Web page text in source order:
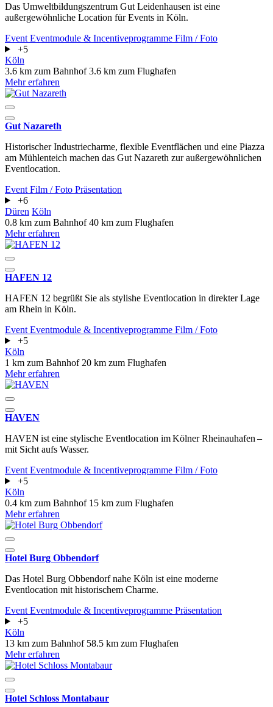
Das Umweltbildungszentrum Gut Leidenhausen ist eine
außergewöhnliche Location für Events in Köln.
Event Eventmodule & Incentiveprogramme Film / Foto
+5
Köln
3.6 km zum Bahnhof3.6 km zum Flughafen
Mehr erfahren
Gut Nazareth
Historischer Industriecharme, flexible Eventflächen und eine Piazza
am Mühlenteich machen das Gut Nazareth zur außergewöhnlichen
Eventlocation.
Event Film / Foto Präsentation
+6
Düren Köln
0.8 km zum Bahnhof40 km zum Flughafen
Mehr erfahren
HAFEN 12
HAFEN 12 begrüßt Sie als stylishe Eventlocation in direkter Lage
am Rhein in Köln.
Event Eventmodule & Incentiveprogramme Film / Foto
+5
Köln
1 km zum Bahnhof 20 km zum Flughafen
Mehr erfahren
HAVEN
HAVEN ist eine stylische Eventlocation im Kölner Rheinauhafen –
mit Sicht aufs Wasser.
Event Eventmodule & Incentiveprogramme Film / Foto
+5
Köln
0.4 km zum Bahnhof 15 km zum Flughafen
Mehr erfahren
Hotel Burg Obbendorf
Das Hotel Burg Obbendorf nahe Köln ist eine moderne
Eventlocation mit historischem Charme.
Event Eventmodule & Incentiveprogramme Präsentation
+5
Köln
13 km zum Bahnhof 58.5 km zum Flughafen
Mehr erfahren
Hotel Schloss Montabaur